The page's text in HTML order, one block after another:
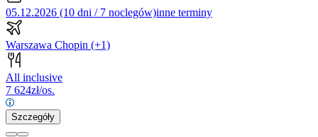
05.12.2026 (10 dni / 7 noclegów)inne terminy
Warszawa Chopin (+1)
All inclusive
7 624zł/os.
Szczegóły